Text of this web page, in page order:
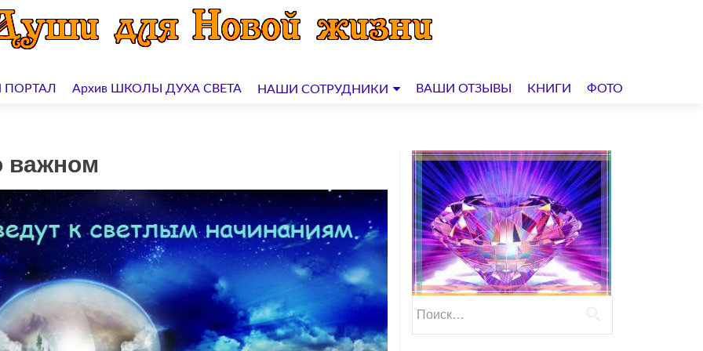
Архив ШКОЛЫ ДУХА СВЕТА НАШИ СОТРУДНИКИ ВАШИ ОТЗЫВЫ КНИГИ ФОТО
важном